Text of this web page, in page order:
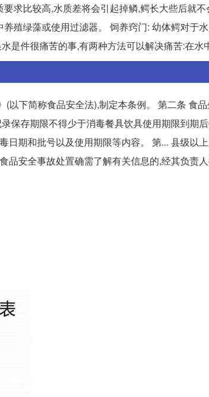
求比较高,水质差将会引起掉鳞,鳄长大些后就
殖绿藻或使用过滤器。 饲养窍门: 幼体鳄对于
是件很痛苦的事,有两种方法可以解决痛苦:在水
下简称食品安全法),制定本条例。 第二条 食品
保存期限不得少于消毒餐具饮具使用期限到期
日期和批号以及使用期限等内容。 第... 县级以
品安全事故处置确需了解有关信息的,经其负责